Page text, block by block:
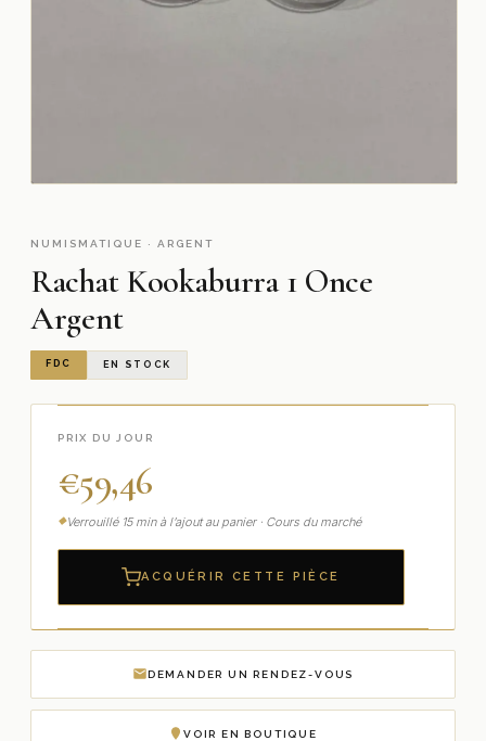
NUMISMATIQUE · ARGENT
Rachat Kookaburra 1 Once
Argent
FDC EN STOCK
PRIX DU JOUR
€59,46
Verrouillé 15 min à l’ajout au panier · Cours du marché
ACQUÉRIR CETTE PIÈCE
DEMANDER UN RENDEZ-VOUS
VOIR EN BOUTIQUE